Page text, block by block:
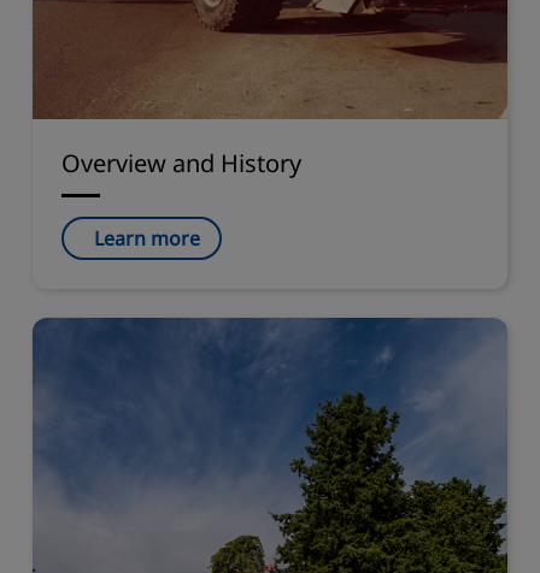
Overview and History
Learn more